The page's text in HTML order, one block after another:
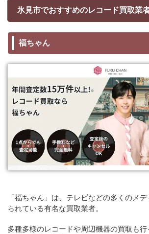
氷見市でおすすめのレコード買取業
福ちゃん
「福ちゃん」は、テレビなどの多くのメ
られている有名な買取業者。
多種多様のレコードや周辺機器の買取も行